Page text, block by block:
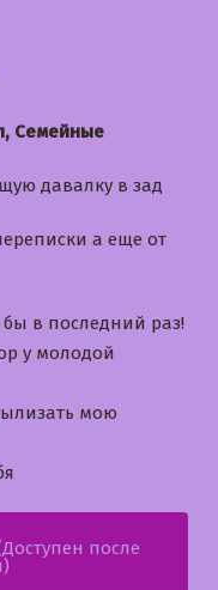
Семейные
давалку в зад
а еще от
в последний раз!
у молодой
мою
после